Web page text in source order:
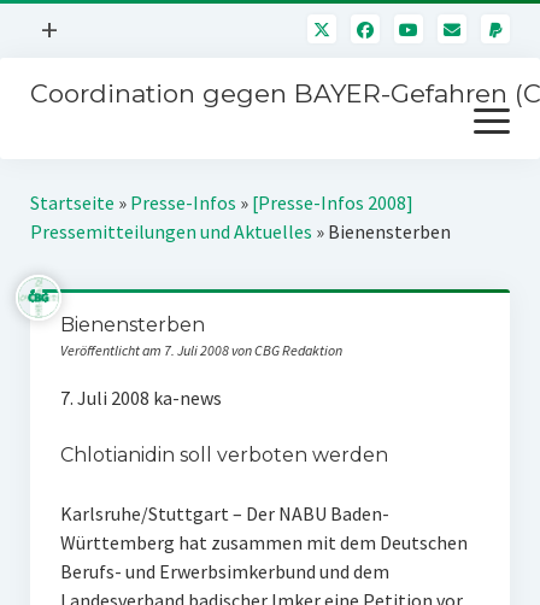
Menü
+
Mitmachen
Über uns
Kontakt
Impressum
Coordination gegen BAYER-Gefahren
Menü
öffnen
Kampagnen
Stichwort BAYER
Jahrestagung
SPENDEN
Startseite » Presse-Infos » [Presse-Infos 2008]
Pressemitteilungen und Aktuelles » Bienensterben
Bienensterben
Veröffentlicht am 7. Juli 2008 von CBG Redaktion
7. Juli 2008 ka-news
Chlotianidin soll verboten werden
Karlsruhe/Stuttgart – Der NABU Baden-
Württemberg hat zusammen mit dem Deutschen
Berufs- und Erwerbsimkerbund und dem
Landesverband badischer Imker eine Petition vor